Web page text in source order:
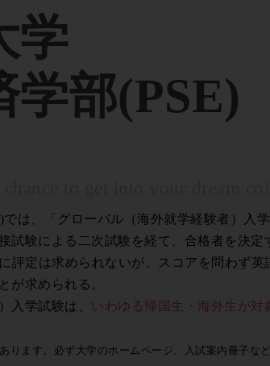
学
学部(PSE)
は、「グローバル（海外就学経験者）入
試験による二次試験を経て、合格者を決
評定は求められないが、スコアを問わず
が求められる。
入学試験は、
いわゆる帰国生・海外生が対
ます。必ず大学のホームページ、入試案内冊子など